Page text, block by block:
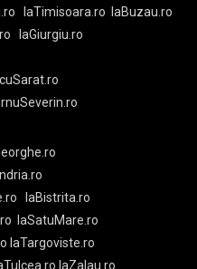
laTimisoara.ro
laBuzau.ro
laGiurgiu.ro
laBistrita.ro
laSatuMare.ro
laTargoviste.ro
laZalau.ro